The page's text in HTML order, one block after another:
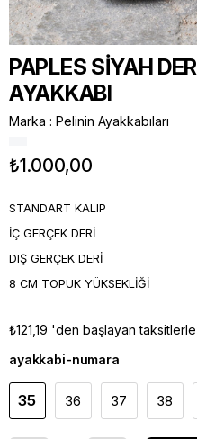
PAPLES SİYAH
AYAKKABI
Marka : Pelinin Ayakkabıları
₺1.000,00
STANDART KALIP
İÇ GERÇEK DERİ
DIŞ GERÇEK DERİ
8 CM TOPUK YÜKSEKLİĞİ
₺121,19 'den başlayan taksitlerle
ayakkabi-numara
35 36 37 38